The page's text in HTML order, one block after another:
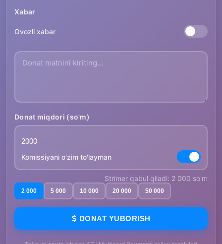
Xabar
Ovozli xabar
Donat miqdori (so'm)
Komissiyani o'zim to'layman
Strimer qabul qiladi: 2 000 so'm
2 000 5 000 10 000 20 000 50 000
DONAT YUBORISH